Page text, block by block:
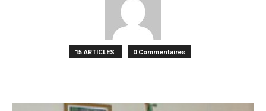
15 ARTICLES 0 Commentaires